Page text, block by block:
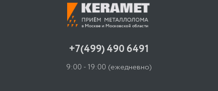
+7(499) 490 6491
9:00 - 19:00 (ежедневно)